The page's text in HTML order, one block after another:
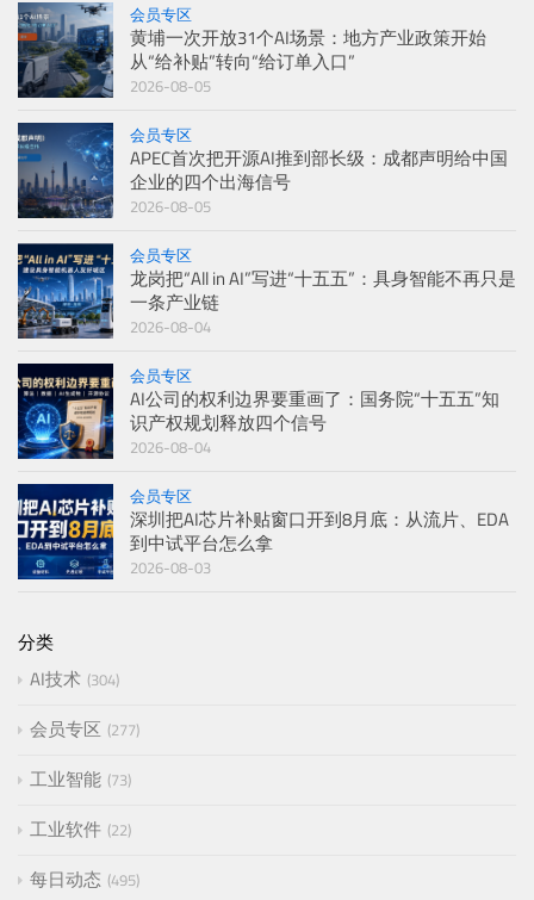
会员专区
黄埔一次开放31个AI场景：地方产业政策开始
从“给补贴”转向“给订单入口”
2026-08-05
会员专区
APEC首次把开源AI推到部长级：成都声明给中国
企业的四个出海信号
2026-08-05
会员专区
龙岗把“All in AI”写进“十五五”：具身智能不再只是
一条产业链
2026-08-04
会员专区
AI公司的权利边界要重画了：国务院“十五五”知
识产权规划释放四个信号
2026-08-04
会员专区
深圳把AI芯片补贴窗口开到8月底：从流片、EDA
到中试平台怎么拿
2026-08-03
分类
AI技术 304
会员专区 277
工业智能 73
工业软件 22
每日动态 495